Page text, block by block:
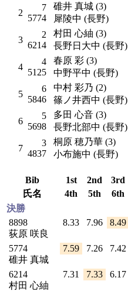
2
7
5774
碓井 真城 (3)
犀陵中 (長野)
3
2
6214
村田 心紬 (3)
長野日大中 (長野)
4
4
5125
春原 彩 (3)
中野平中 (長野)
5
6
5846
中村 彩乃 (2)
篠ノ井西中 (長野)
6
5
5698
多田 心音 (3)
長野北部中 (長野)
7
3
4837
桐原 穂乃華 (3)
小布施中 (長野)
Bib 1st 2nd
3rd
氏名
4th 5th
6th
決勝
8898
荻原 咲良
8.33 7.96 8.49
5774
碓井 真城
7.59 7.26 7.42
6214
村田 心紬
7.31 7.33 6.17